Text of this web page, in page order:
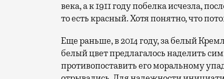
века, а к 1911 году побелка исчезла,
то есть красный. Хотя понятно, что
Еще раньше, в 2014 году, за белый
белый цвет предлагалось наделить
противопоставить его моральному